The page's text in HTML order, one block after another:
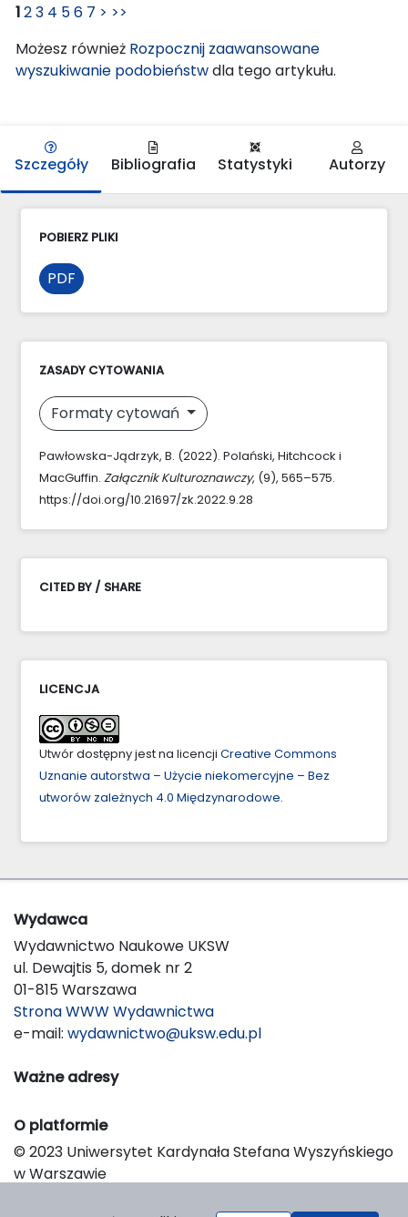
123 4 56 7 > >>
Możesz również Rozpocznij zaawansowane
wyszukiwanie podobieństwdla tego artykułu.
Szczegóły Bibliografia Statystyki Autorzy
POBIERZ PLIKI
PDF
ZASADY CYTOWANIA
Formaty cytowań
Pawłowska-Jądrzyk, B. (2022). Polański, Hitchcock i
MacGuffin. Załącznik Kulturoznawczy, (9), 565–575.
https://doi.org/10.21697/zk.2022.9.28
CITED BY / SHARE
LICENCJA
Utwór dostępny jest na licencji Creative Commons
Uznanie autorstwa – Użycie niekomercyjne – Bez
utworów zależnych 4.0 Międzynarodowe.
Wydawca
Wydawnictwo Naukowe UKSW
ul. Dewajtis 5, domek nr 2
01-815 Warszawa
Strona WWW Wydawnictwa
e-mail: wydawnictwo@uksw.edu.pl
Ważne adresy
O platformie
© 2023 Uniwersytet Kardynała Stefana Wyszyńskiego
w Warszawie